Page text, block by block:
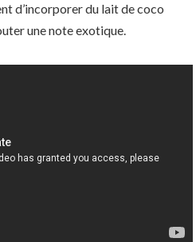
d’incorporer du lait de coco
une note exotique.